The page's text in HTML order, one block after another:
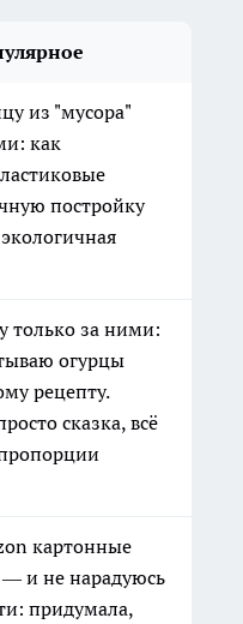
из "мусора"
как
постройку
только за ними:
огурцы
рецепту.
сказка, всё
картонные
и не нарадуюсь
придумала,